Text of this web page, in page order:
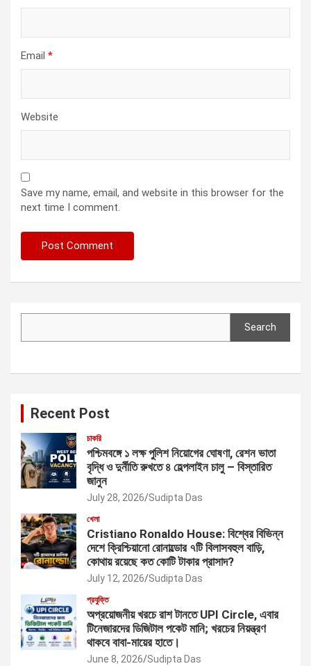
Email *
Website
Save my name, email, and website in this browser for the
next time I comment.
Search
Recent Post
চাকরি
পশ্চিমবঙ্গে ১ লক্ষ পুলিশ নিয়োগের ঘোষণা, রেশন ভাতা
বৃদ্ধি ও দুর্নীতি রুখতে ৪ হেল্পলাইন চালু – বিস্তারিত
জানুন
July 28, 2026 Sudipta Das
খেলা
Cristiano Ronaldo House: বিশ্বের বিভিন্ন
দেশে ক্রিশ্চিয়ানো রোনাল্ডোর ৭টি বিলাসবহুল বাড়ি,
কোথায় রয়েছে কত কোটি টাকার প্রাসাদ?
July 12, 2026 Sudipta Das
প্রযুক্তি
অপ্রয়োজনীয় খরচে রাশ টানতে UPI Circle, এবার
টিনেজারদের ডিজিটাল পকেট মানি; খরচের নিয়ন্ত্রণ
থাকবে বাবা-মায়ের হাতে।
June 8, 2026 Sudipta Das